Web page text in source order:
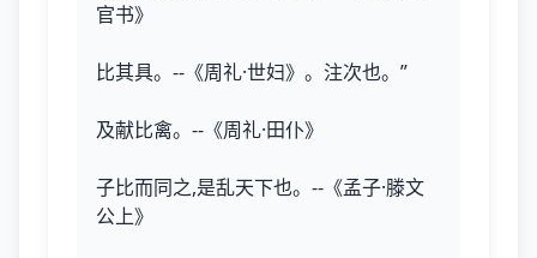
官书》
比其具。--《周礼·世妇》。注次也。”
及献比禽。--《周礼·田仆》
子比而同之,是乱天下也。--《孟子·滕文
公上》